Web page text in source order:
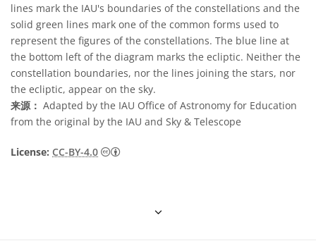
lines mark the IAU's boundaries of the constellations and the
solid green lines mark one of the common forms used to
represent the figures of the constellations. The blue line at
the bottom left of the diagram marks the ecliptic. Neither the
constellation boundaries, nor the lines joining the stars, nor
the ecliptic, appear on the sky.
来源： Adapted by the IAU Office of Astronomy for Education
from the original by the IAU and Sky & Telescope
License: CC-BY-4.0 知识共享许可协议 署名 4.0 国际 (CC BY